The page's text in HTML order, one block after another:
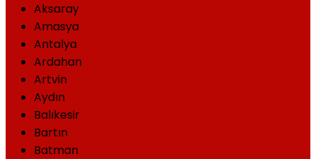
Aksaray
Amasya
Antalya
Ardahan
Artvin
Aydın
Balıkesir
Bartın
Batman